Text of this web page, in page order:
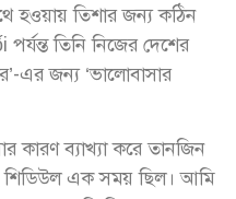
হওয়ায় তিশার জন্য কঠিন
তিনি নিজের দেশের
এর জন্য ‘ভালোবাসার
কারণ ব্যাখ্যা করে তানজিন
শিডিউল এক সময় ছিল। আমি